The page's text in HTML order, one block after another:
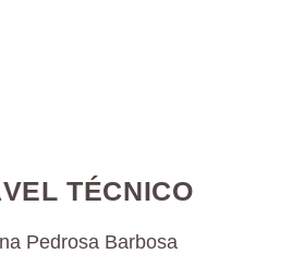
TÉCNICO
Pedrosa Barbosa